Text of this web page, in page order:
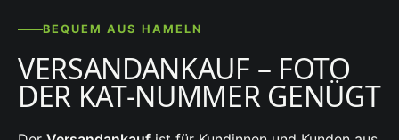
BEQUEM AUS HAMELN
VERSANDANKAUF – FOTO
DER KAT-NUMMER GENÜGT